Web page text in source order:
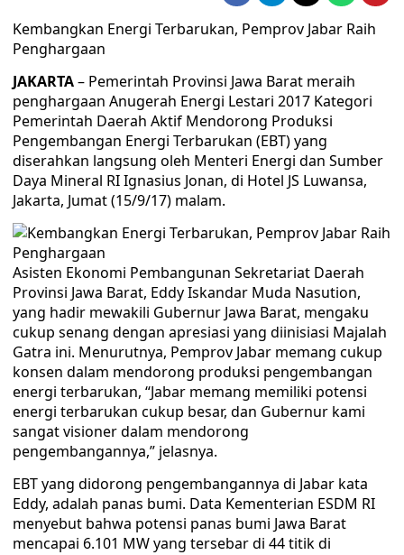
Kembangkan Energi Terbarukan, Pemprov Jabar Raih
Penghargaan
JAKARTA– Pemerintah Provinsi Jawa Barat meraih
penghargaan Anugerah Energi Lestari 2017 Kategori
Pemerintah Daerah Aktif Mendorong Produksi
Pengembangan Energi Terbarukan (EBT) yang
diserahkan langsung oleh Menteri Energi dan Sumber
Daya Mineral RI Ignasius Jonan, di Hotel JS Luwansa,
Jakarta, Jumat (15/9/17) malam.
Asisten Ekonomi Pembangunan Sekretariat Daerah
Provinsi Jawa Barat, Eddy Iskandar Muda Nasution,
yang hadir mewakili Gubernur Jawa Barat, mengaku
cukup senang dengan apresiasi yang diinisiasi Majalah
Gatra ini. Menurutnya, Pemprov Jabar memang cukup
konsen dalam mendorong produksi pengembangan
energi terbarukan, “Jabar memang memiliki potensi
energi terbarukan cukup besar, dan Gubernur kami
sangat visioner dalam mendorong
pengembangannya,” jelasnya.
EBT yang didorong pengembangannya di Jabar kata
Eddy, adalah panas bumi. Data Kementerian ESDM RI
menyebut bahwa potensi panas bumi Jawa Barat
mencapai 6.101 MW yang tersebar di 44 titik di